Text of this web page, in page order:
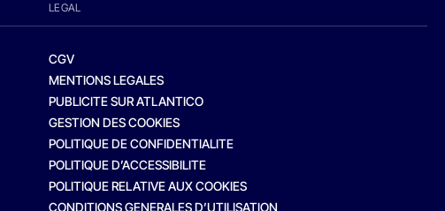
LEGAL
CGV
MENTIONS LEGALES
PUBLICITE SUR ATLANTICO
GESTION DES COOKIES
POLITIQUE DE CONFIDENTIALITE
POLITIQUE D’ACCESSIBILITE
POLITIQUE RELATIVE AUX COOKIES
CONDITIONS GENERALES D’UTILISATION